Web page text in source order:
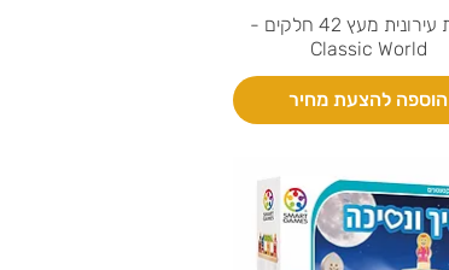
רכבת עירונית מעץ 42 חלקים -
Classic World
הוספה להצעת מחיר